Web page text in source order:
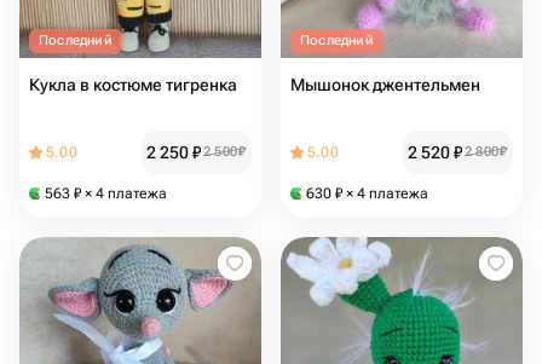
Последний
Кукла в костюме тигренка
5.00 2 250₽2 500₽
563 ₽ × 4 платежа
Последний
Мышонок джентельмен
5.00 2 520₽2 800₽
630 ₽ × 4 платежа